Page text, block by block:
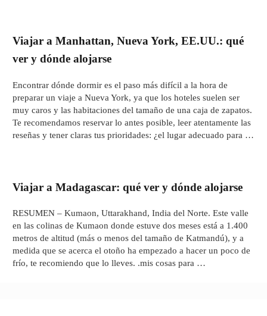
Viajar a Manhattan, Nueva York, EE.UU.: qué
ver y dónde alojarse
Encontrar dónde dormir es el paso más difícil a la hora de
preparar un viaje a Nueva York, ya que los hoteles suelen ser
muy caros y las habitaciones del tamaño de una caja de zapatos.
Te recomendamos reservar lo antes posible, leer atentamente las
reseñas y tener claras tus prioridades: ¿el lugar adecuado para …
Viajar a Madagascar: qué ver y dónde alojarse
RESUMEN – Kumaon, Uttarakhand, India del Norte. Este valle
en las colinas de Kumaon donde estuve dos meses está a 1.400
metros de altitud (más o menos del tamaño de Katmandú), y a
medida que se acerca el otoño ha empezado a hacer un poco de
frío, te recomiendo que lo lleves. .mis cosas para …